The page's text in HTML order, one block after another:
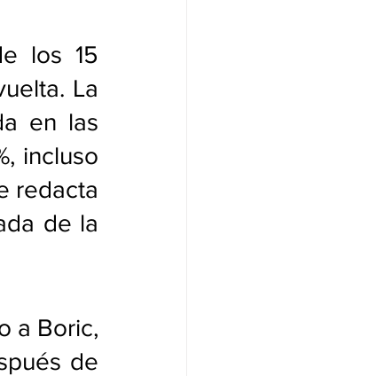
los 15
La
en las
incluso
redacta
de la
a Boric,
de